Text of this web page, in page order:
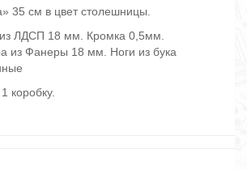
35 см в цвет столешницы.
ЛДСП 18 мм. Кромка 0,5мм.
из Фанеры 18 мм. Ноги из бука
коробку.